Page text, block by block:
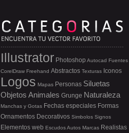
Illustrator Photoshop Autocad Fuentes
CorelDraw Freehand Abstractos Texturas Iconos
Logos Mapas Personas Siluetas
Objetos Animales Grunge Naturaleza
Manchas y Gotas Fechas especiales Formas
Ornamentos Decorativos Simbolos Signos
Elementos web EscudosAutos Marcas Realistas